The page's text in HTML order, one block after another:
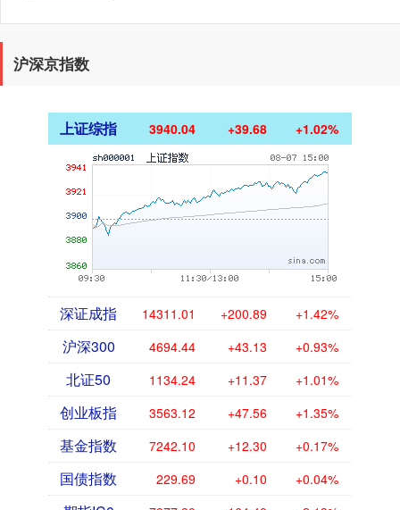
沪深京指数
上证综指 3940.04 +39.68 +1.02%
深证成指 14311.01 +200.89 +1.42%
沪深300 4694.44 +43.13 +0.93%
北证50 1134.24 +11.37 +1.01%
创业板指 3563.12 +47.56 +1.35%
基金指数 7242.10 +12.30 +0.17%
国债指数 229.69 +0.10 +0.04%